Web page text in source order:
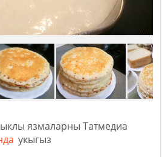
язмаларны Татмедиа
укыгыз